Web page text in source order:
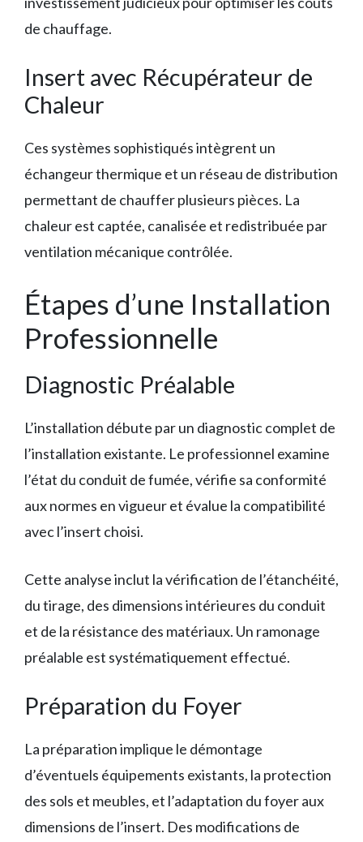
de chauffage.
Insert avec Récupérateur de
Chaleur
Ces systèmes sophistiqués intègrent un
échangeur thermique et un réseau de distribution
permettant de chauffer plusieurs pièces. La
chaleur est captée, canalisée et redistribuée par
ventilation mécanique contrôlée.
Étapes d’une Installation
Professionnelle
Diagnostic Préalable
L’installation débute par un diagnostic complet de
l’installation existante. Le professionnel examine
l’état du conduit de fumée, vérifie sa conformité
aux normes en vigueur et évalue la compatibilité
avec l’insert choisi.
Cette analyse inclut la vérification de l’étanchéité,
du tirage, des dimensions intérieures du conduit
et de la résistance des matériaux. Un ramonage
préalable est systématiquement effectué.
Préparation du Foyer
La préparation implique le démontage
d’éventuels équipements existants, la protection
des sols et meubles, et l’adaptation du foyer aux
dimensions de l’insert. Des modifications de